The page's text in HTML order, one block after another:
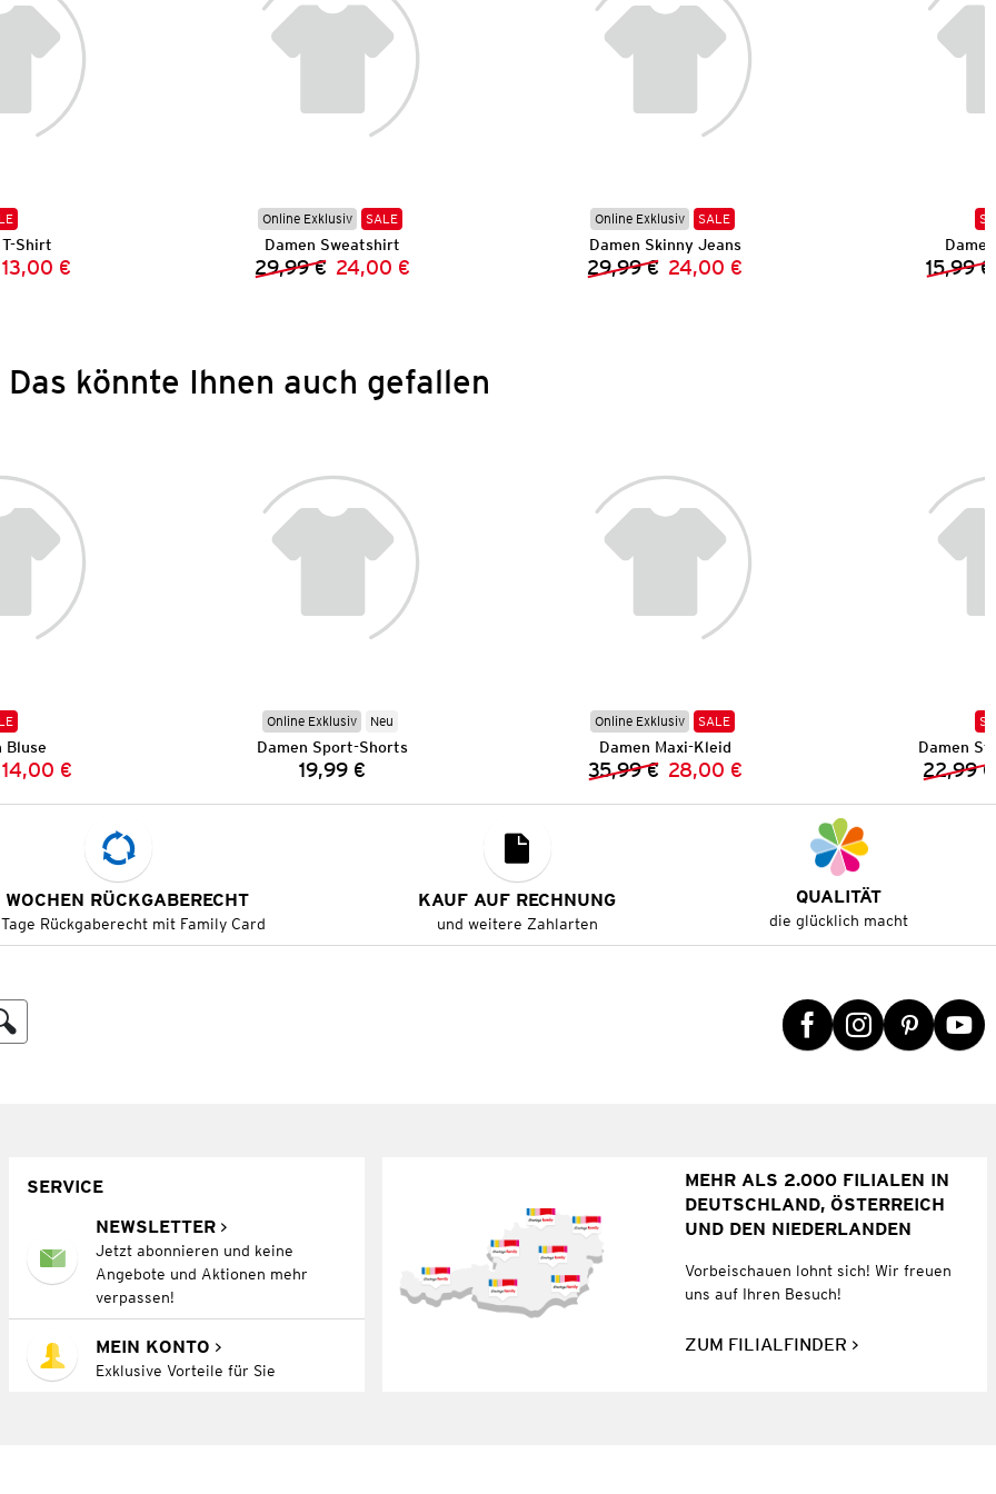
Shirt
Preis:
Preis:
13,00 €
Online Exklusiv SALE
Damen Sweatshirt
Vorheriger Preis:
29,99 € Neuer Preis:
24,00 €
Online Exklusiv SALE
Damen Skinny Jeans
Vorheriger Preis:
29,99 € Neuer Preis:
24,00 € 15,99 €
Das könnte Ihnen auch gefallen
Bluse
Preis:
Preis:
14,00 €
Online Exklusiv Neu
Damen Sport-Shorts
Preis:
19,99 €
Online Exklusiv SALE
Damen Maxi-Kleid
Vorheriger Preis:
35,99 € Neuer Preis:
28,00 €
Damen
22,99 €
RÜCKGABERECHT
Rückgaberecht mit Family Card
KAUF AUF RECHNUNG
und weitere Zahlarten
QUALITÄT
die glücklich macht
SERVICE
NEWSLETTER
Jetzt abonnieren und keine
Angebote und Aktionen mehr
verpassen!
MEIN KONTO
Exklusive Vorteile für Sie
MEHR ALS 2.000 FILIALEN IN
DEUTSCHLAND, ÖSTERREICH
UND DEN NIEDERLANDEN
Vorbeischauen lohnt sich! Wir freuen
uns auf Ihren Besuch!
ZUM FILIALFINDER